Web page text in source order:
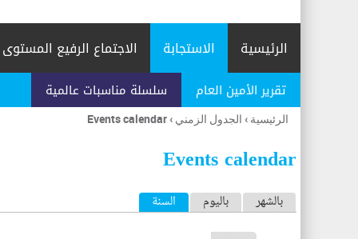
الرئيسية الاستجابة
تقرير الأمين العام سلسلة مناسبات عالمية
الاجتماع الرفيع المستوى
أنت
هنا
الرئيسية › الجدول الزمني ›
Events calendar
Events calendar
ا بالشهر باليوم السنة (علامة التبويب النشطة)